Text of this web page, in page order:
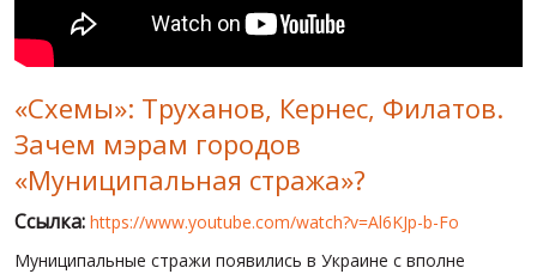
ПУБЛИЧНЫЕ ЛЮДИ
РОССИЙСКО-УКРАИНСКАЯ ВОЙНА
WINTER ON FIRE: UKRAINE'S FIGHT FOR FREEDOM
ХРОНОЛОГИЯ ЄВРОМАЙДАНА
«Схемы»: Труханов, Кернес, Филатов.
Зачем мэрам городов
«Муниципальная стража»?
Ссылка: https://www.youtube.com/watch?v=Al6KJp-b-Fo
Муниципальные стражи появились в Украине с вполне